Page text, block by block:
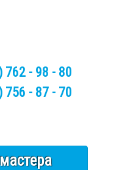
762 - 98 - 80
756 - 87 - 70